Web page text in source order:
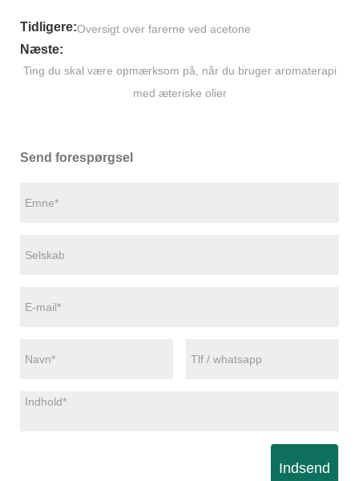
Tidligere:Oversigt over farerne ved acetone
Næste:
Ting du skal være opmærksom på, når du bruger aromaterapi
med æteriske olier
Send forespørgsel
Indsend